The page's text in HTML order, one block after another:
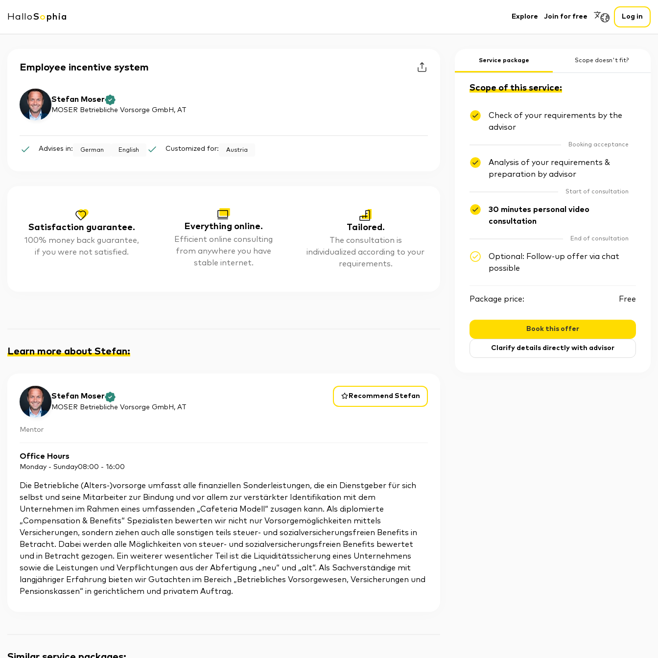
HalloSo phia Explore Join for free Log in
Employee incentive system
Stefan Moser
MOSER Betriebliche Vorsorge GmbH , AT
Advises in: German English Customized for: Austria
Satisfaction guarantee.
100% money back guarantee,
if you were not satisfied.
Everything online.
Efficient online consulting
from anywhere you have
stable internet.
Tailored.
The consultation is
individualized according to your
requirements.
Learn more about Stefan:
Stefan Moser
MOSER Betriebliche Vorsorge GmbH , AT
Mentor
Office Hours
Monday - Sunday08:00 - 16:00
Recommend Stefan
Die Betriebliche (Alters-)vorsorge umfasst alle finanziellen Sonderleistungen, die ein Dienstgeber für sich
selbst und seine Mitarbeiter zur Bindung und vor allem zur verstärkter Identifikation mit dem
Unternehmen im Rahmen eines umfassenden „Cafeteria Modell“ zusagen kann. Als diplomierte
„Compensation & Benefits“ Spezialisten bewerten wir nicht nur Vorsorgemöglichkeiten mittels
Versicherungen, sondern ziehen auch alle sonstigen teils steuer- und sozialversicherungsfreien Benefits in
Betracht. Dabei werden alle Möglichkeiten von steuer- und sozialversicherungsfreien Benefits bewertet
und in Betracht gezogen. Ein weiterer wesentlicher Teil ist die Liquiditätssicherung eines Unternehmens
sowie die Leistungen und Verpflichtungen aus der Abfertigung „neu“ und „alt“. Als Sachverständige mit
langjähriger Erfahrung bieten wir Gutachten im Bereich „Betriebliches Vorsorgewesen, Versicherungen und
Pensionskassen“ in gerichtlichem und privatem Auftrag.
Service package Scope doesn't fit?
Scope of this service:
Check of your requirements by the
advisor
Booking acceptance
Analysis of your requirements &
preparation by advisor
Start of consultation
30 minutes personal video
consultation
End of consultation
Optional: Follow-up offer via chat
possible
Package price: Free
Book this offer
Clarify details directly with advisor